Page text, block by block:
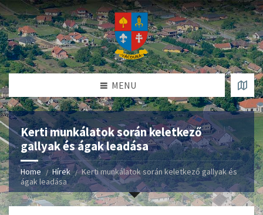
MENU
Kerti munkálatok során keletkező
gallyak és ágak leadása
Home Hírek
Kerti munkálatok során keletkező gallyak és
ágak leadása